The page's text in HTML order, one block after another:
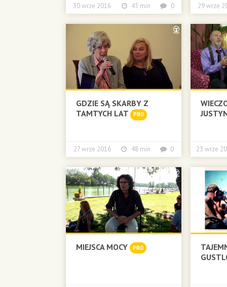
30 wrze 2016 45 min 0 29
GDZIE SĄ SKARBY Z
TAMTYCH LAT
PRO
27 wrze 2016 48 min 0 23 wrze
MIEJSCA MOCY PRO